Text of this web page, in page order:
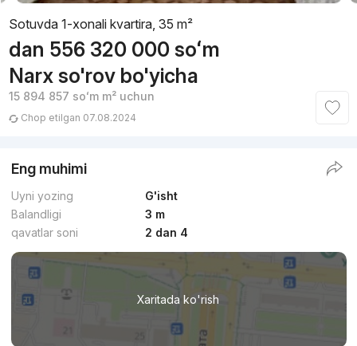
Sotuvda 1-xonali kvartira, 35 m²
dan 556 320 000 soʻm
Narx so'rov bo'yicha
15 894 857 soʻmm² uchun
Chop etilgan 07.08.2024
Eng muhimi
Uyni yozing
G'isht
Balandligi
3 m
qavatlar soni
2 dan 4
Xaritada ko'rish